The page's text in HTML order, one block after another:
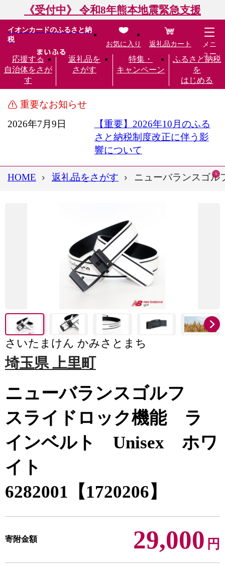
《受付中》 令和8年熊本地震緊急支援
イオンカードのふるさと納
税
応援する
自治体をさが
す
返礼品を
さがす
特集・
キャンペーン
ふるさと納税
を
はじめる
お気に入り 返礼品カート
メニ
ュー
重要なお知らせ
2026年7月9日
【重要】2026年10月のふる
さと納税制度改正に伴う影
響について
HOME 返礼品をさがす ニューバランスゴ
さいたまけん かみさとまち
埼玉県 上里町
ニューバランスゴルフ
スライドロック機能 ラ
インベルト Unisex ホワ
イト
6282001【1720206】
寄附金額 29,000 円